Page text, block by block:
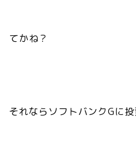
てかね？
それならソフトバンクGに